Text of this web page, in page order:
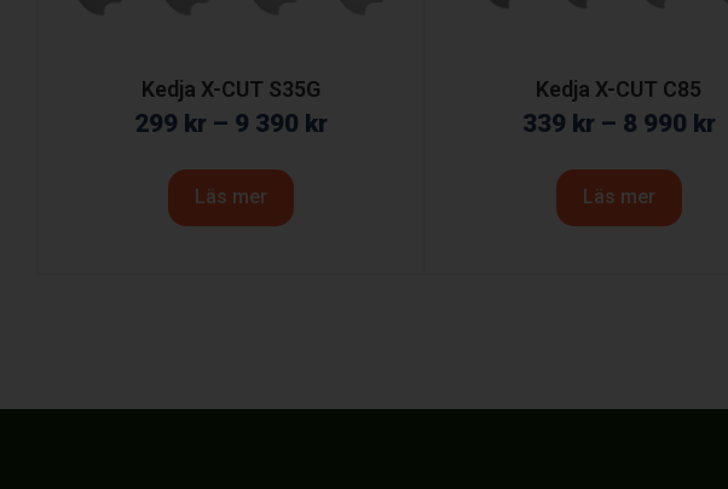
Kedja X-CUT S35G
299 kr – 9 390 kr
Läs mer
Kedja X-CUT C85
339 kr – 8 990 kr
Läs mer